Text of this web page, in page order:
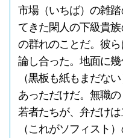
市場（いちば）の雑
てきた閑人の下級貴
の群れのことだ。彼
論し合った。地面に
（黒板も紙もまだな
あっただけだ。無職
若者たちが、弁だけ
（これがソフィスト